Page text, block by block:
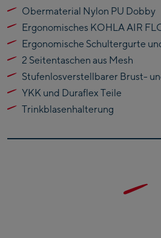
Maiskogelbahn
Talstation / Valley
station
Kitzsteinhorn
Alpincenter
(Bergstation / Top
station)
Bikeworld Kaprun
Kaprun Outlet
Click & Reserve zulassen
Obermaterial Nylon PU Dobby
Ergonomisches KOHLA AIR
Ergonomische Schultergurte
2 Seitentaschen aus Mesh
Stufenlosverstellbarer Brust-
YKK und Duraflex Teile
Trinkblasenhalterung